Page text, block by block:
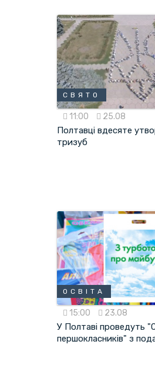
СВЯТО
11:00 25.08
Полтавці вдесяте
тризуб
ОСВІТА
15:00 23.08
У Полтаві проведуть
першокласників" з